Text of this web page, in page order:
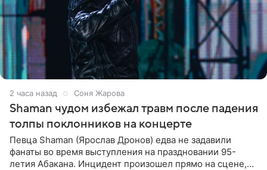
2 часа назад Соня Жарова
Shaman чудом избежал травм после падения
толпы поклонников на концерте
Певца Shaman (Ярослав Дронов) едва не задавили
фанаты во время выступления на праздновании 95-
летия Абакана. Инцидент произошел прямо на сцене,